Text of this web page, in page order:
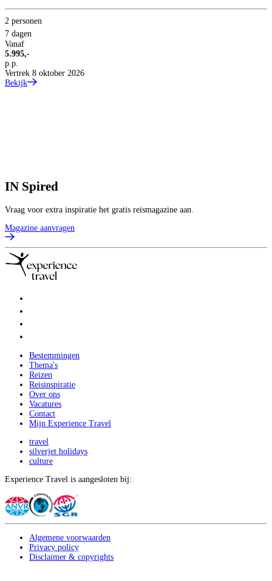
2 personen
7 dagen
Vanaf
5.995,-
p.p.
Vertrek 8 oktober 2026
Bekijk
IN Spired
Vraag voor extra inspiratie het gratis reismagazine aan.
Magazine aanvragen
Bestemmingen
Thema's
Reizen
Reisinspiratie
Over ons
Vacatures
Contact
Mijn Experience Travel
travel
silverjet holidays
culture
Experience Travel is aangesloten bij:
Algemene voorwaarden
Privacy policy
Disclaimer & copyrights